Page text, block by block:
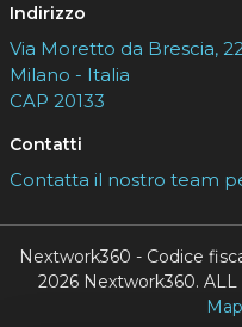
Indirizzo
Via Moretto da Brescia,
Milano - Italia
CAP 20133
Contatti
Contatta il nostro team
Nextwork360 - Codice
2026 Nextwork360. ALL